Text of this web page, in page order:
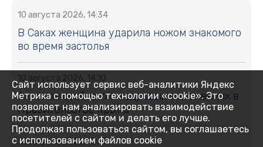
10 августа 2026, 14:34
В Саках женщина ударила ножом знакомого
во время застолья
Аксёнов сообщил о кадровых изменениях в
Правительстве Крыма
10 августа 2026, 13:53
Сайт использует сервис веб-аналитики Яндекс
Метрика с помощью технологии «cookie». Это
позволяет нам анализировать взаимодействие
посетителей с сайтом и делать его лучше.
Продолжая пользоваться сайтом, вы соглашаетесь
с использованием файлов cookie